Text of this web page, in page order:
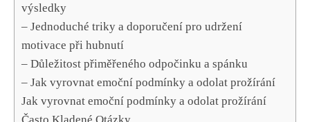
výsledky
– Jednoduché triky a doporučení pro udržení
motivace při hubnutí
– Důležitost přiměřeného odpočinku a spánku
– Jak vyrovnat emoční podmínky a odolat⁢ prožírání
Jak vyrovnat⁣ emoční podmínky a ‌odolat prožírání